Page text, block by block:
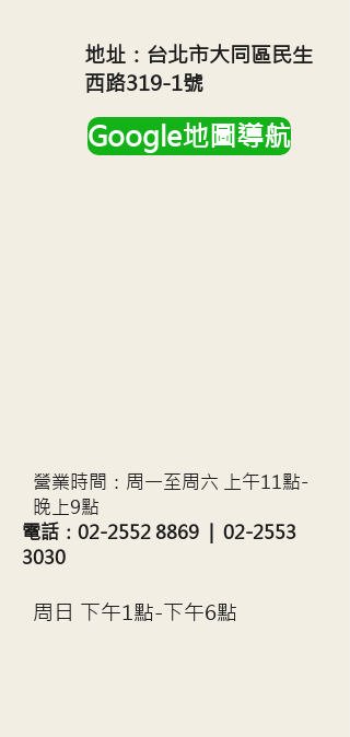
地址：台北市大同區民生
西路319-1號
Google地圖導航
營業時間： 周一至周六 上午11點-
晚上9點
電話：02-2552 8869 | 02-2553
3030
周日 下午1點-下午6點